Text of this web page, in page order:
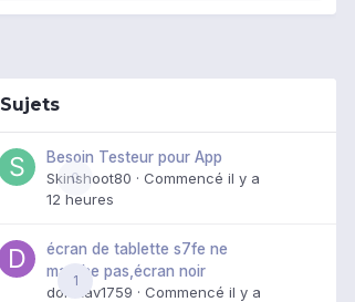
Sujets
0
Besoin Testeur pour App
Skinshoot80 · Commencé il y a
12 heures
1
écran de tablette s7fe ne
marche pas,écran noir
domxav1759 · Commencé il y a